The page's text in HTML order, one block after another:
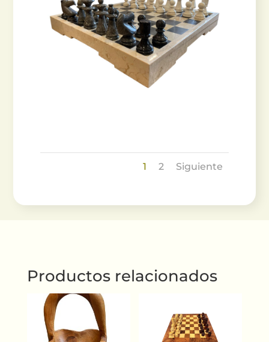
1 2 Siguiente
Productos relacionados